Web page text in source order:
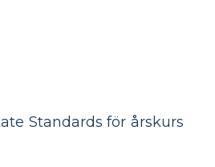
Standards för årskurs